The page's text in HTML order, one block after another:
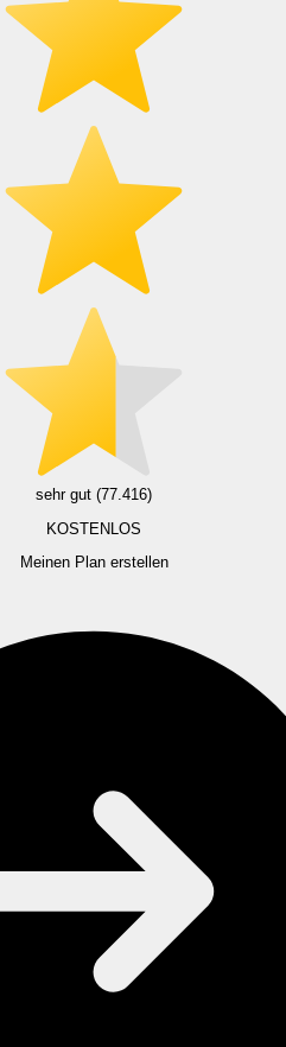
sehr gut (77.416)
KOSTENLOS
Meinen Plan erstellen